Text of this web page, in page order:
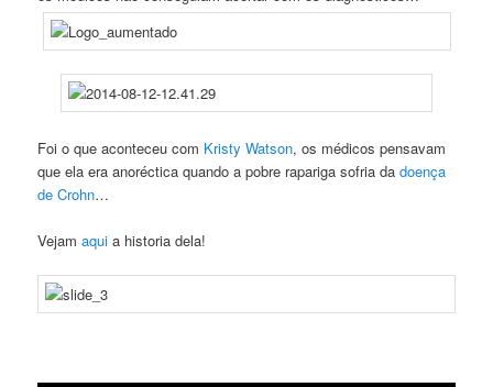
Foi o que aconteceu com Kristy Watson, os médicos pensavam
que ela era anoréctica quando a pobre rapariga sofria dadoença
de Crohn…
Vejamaqui a historia dela!